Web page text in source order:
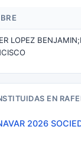
LOPEZ
EN
2026